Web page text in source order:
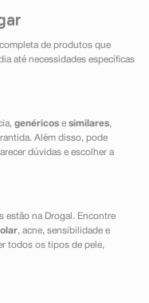
de produtos que
até necessidades específicas
genéricose similares,
Além disso, pode
dúvidas e escolher a
estão na Drogal. Encontre
, acne, sensibilidade e
todos os tipos de pele,